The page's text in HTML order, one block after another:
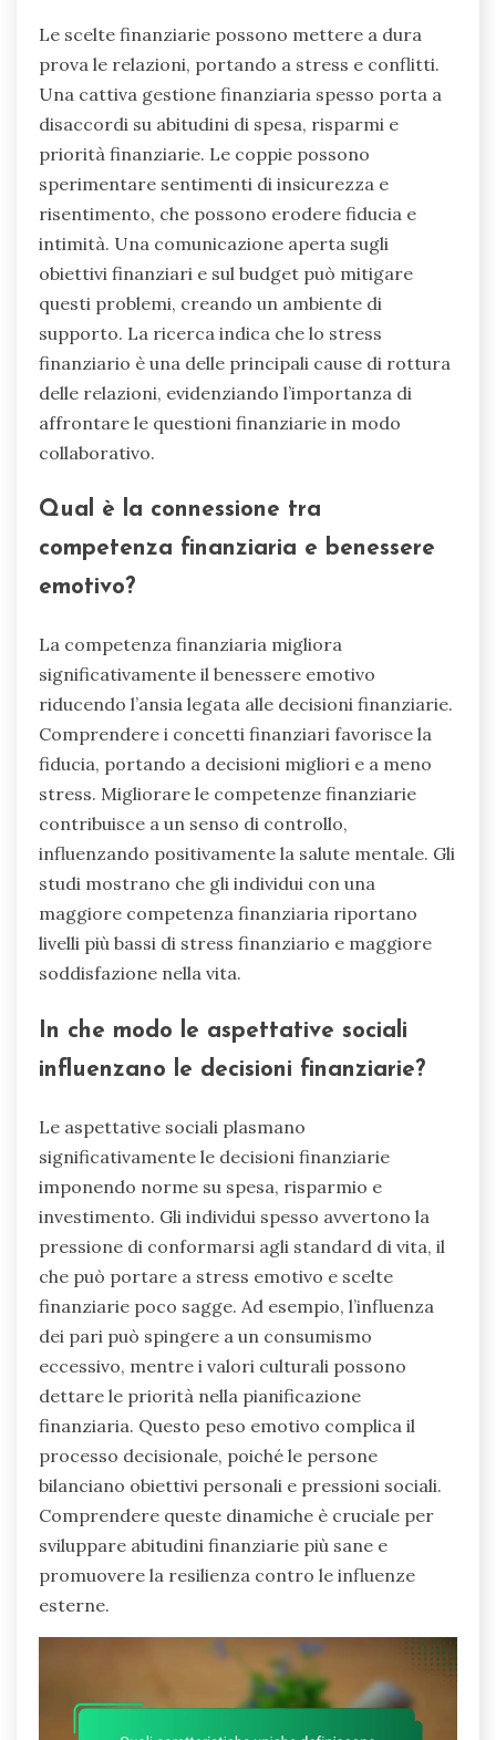
Le scelte finanziarie possono mettere a dura
prova le relazioni, portando a stress e conflitti.
Una cattiva gestione finanziaria spesso porta a
disaccordi su abitudini di spesa, risparmi e
priorità finanziarie. Le coppie possono
sperimentare sentimenti di insicurezza e
risentimento, che possono erodere fiducia e
intimità. Una comunicazione aperta sugli
obiettivi finanziari e sul budget può mitigare
questi problemi, creando un ambiente di
supporto. La ricerca indica che lo stress
finanziario è una delle principali cause di rottura
delle relazioni, evidenziando l’importanza di
affrontare le questioni finanziarie in modo
collaborativo.
Qual è la connessione tra
competenza finanziaria e benessere
emotivo?
La competenza finanziaria migliora
significativamente il benessere emotivo
riducendo l’ansia legata alle decisioni finanziarie.
Comprendere i concetti finanziari favorisce la
fiducia, portando a decisioni migliori e a meno
stress. Migliorare le competenze finanziarie
contribuisce a un senso di controllo,
influenzando positivamente la salute mentale. Gli
studi mostrano che gli individui con una
maggiore competenza finanziaria riportano
livelli più bassi di stress finanziario e maggiore
soddisfazione nella vita.
In che modo le aspettative sociali
influenzano le decisioni finanziarie?
Le aspettative sociali plasmano
significativamente le decisioni finanziarie
imponendo norme su spesa, risparmio e
investimento. Gli individui spesso avvertono la
pressione di conformarsi agli standard di vita, il
che può portare a stress emotivo e scelte
finanziarie poco sagge. Ad esempio, l’influenza
dei pari può spingere a un consumismo
eccessivo, mentre i valori culturali possono
dettare le priorità nella pianificazione
finanziaria. Questo peso emotivo complica il
processo decisionale, poiché le persone
bilanciano obiettivi personali e pressioni sociali.
Comprendere queste dinamiche è cruciale per
sviluppare abitudini finanziarie più sane e
promuovere la resilienza contro le influenze
esterne.